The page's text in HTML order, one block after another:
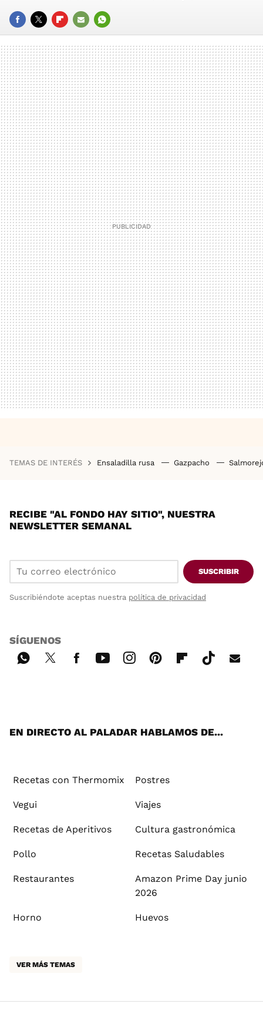
FACEBOOK
TWITTERFLIPBOARD
E-
MAIL
WHATSAPP
TEMAS DE INTERÉS Ensaladilla rusa Gazpacho
RECIBE "AL FONDO HAY SITIO", NUESTRA
NEWSLETTER SEMANAL
SUSCRIBIR
Suscribiéndote aceptas nuestra política de privacidad
SÍGUENOS
EN DIRECTO AL PALADAR HABLAMOS DE...
Recetas con Thermomix Postres
Vegui Viajes
Recetas de Aperitivos Cultura gastronómica
Pollo Recetas Saludables
Restaurantes
Amazon Prime Day junio
2026
Horno Huevos
VER MÁS TEMAS